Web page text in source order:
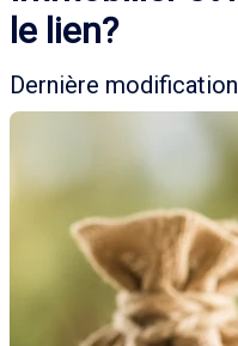
le lien?
Dernière